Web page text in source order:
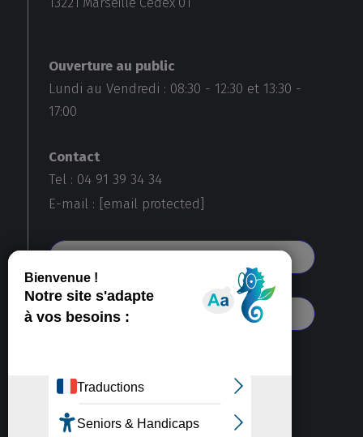
Ouverture au public
Lundi au Vendredi : 08:30 - 12:30 et 13:30 -
17:00
Contact
Tel : 04 91 39 34 34
E-mail :
[email protected]
S'abonner à notre newsletter